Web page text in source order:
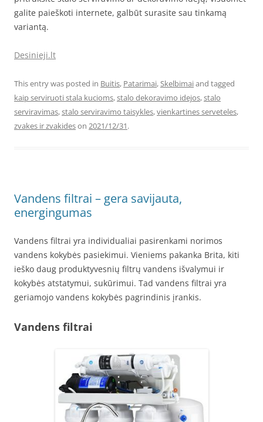
galite paieškoti internete, galbūt surasite sau tinkamą
variantą.
Desinieji.lt
This entry was posted in Buitis, Patarimai, Skelbimaiand tagged
kaip serviruoti stala kucioms,stalo dekoravimo idejos,stalo
serviravimas,stalo serviravimo taisykles,vienkartines serveteles,
zvakes ir zvakideson 2021/12/31.
Vandens filtrai – gera savijauta,
energingumas
Vandens filtrai yra individualiai pasirenkami norimos
vandens kokybės pasiekimui. Vieniems pakanka Brita, kiti
ieško daug produktyvesnių filtrų vandens išvalymui ir
kokybės atstatymui, sukūrimui. Tad vandens filtrai yra
geriamojo vandens kokybės pagrindinis įrankis.
Vandens filtrai